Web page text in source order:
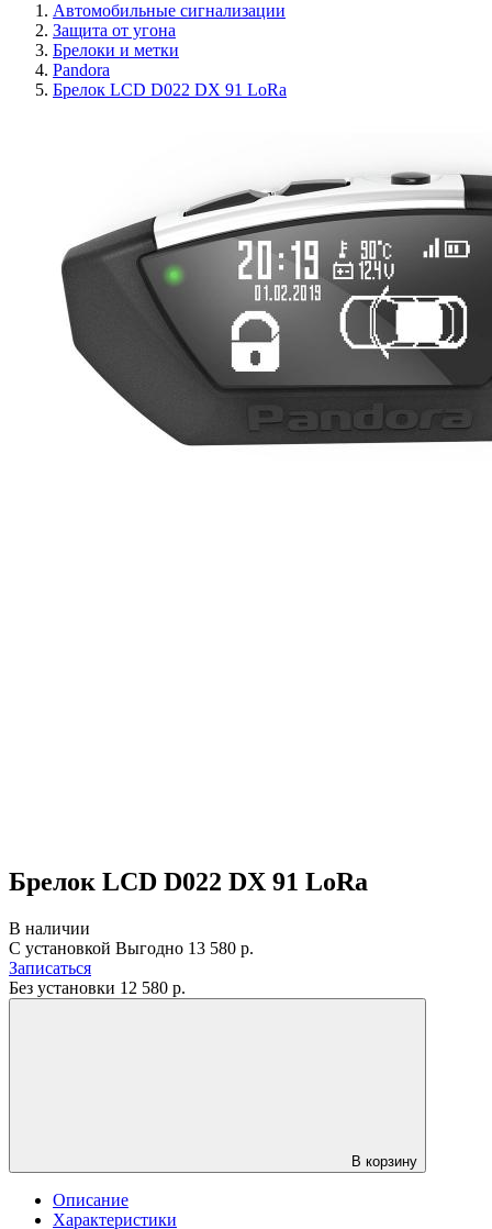
Автомобильные сигнализации
Защита от угона
Брелоки и метки
Pandora
Брелок LCD D022 DX 91 LoRa
Брелок LCD D022 DX 91 LoRa
В наличии
С установкой Выгодно 13 580 р.
Записаться
Без установки 12 580 р.
В корзину
Описание
Характеристики